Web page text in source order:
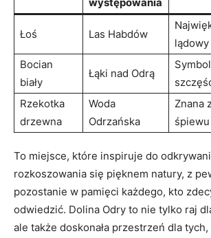
Łoś Las Habdów
Bocian
biały
Łąki nad Odrą
Rzekotka​
drzewna
Woda
Odrzańska
Znana⁣
To miejsce, które ‍inspiruje do
rozkoszowania się​ pięknem natury, z
pozostanie w⁢ pamięci ‌każdego, ⁢kto
odwiedzić. Dolina Odry to ​nie tylko ‍raj​
ale także doskonała przestrzeń dla